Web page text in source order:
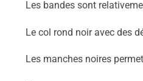
Les bandes sont
Le col rond noir avec des
Les manches noires